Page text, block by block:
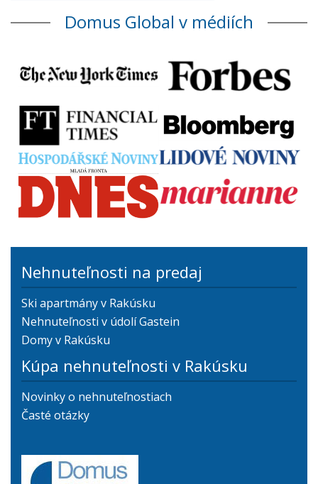
Domus Global v médiích
Nehnuteľnosti na predaj
Ski apartmány v Rakúsku
Nehnuteľnosti v údolí Gastein
Domy v Rakúsku
Kúpa nehnuteľnosti v Rakúsku
Novinky o nehnuteľnostiach
Časté otázky